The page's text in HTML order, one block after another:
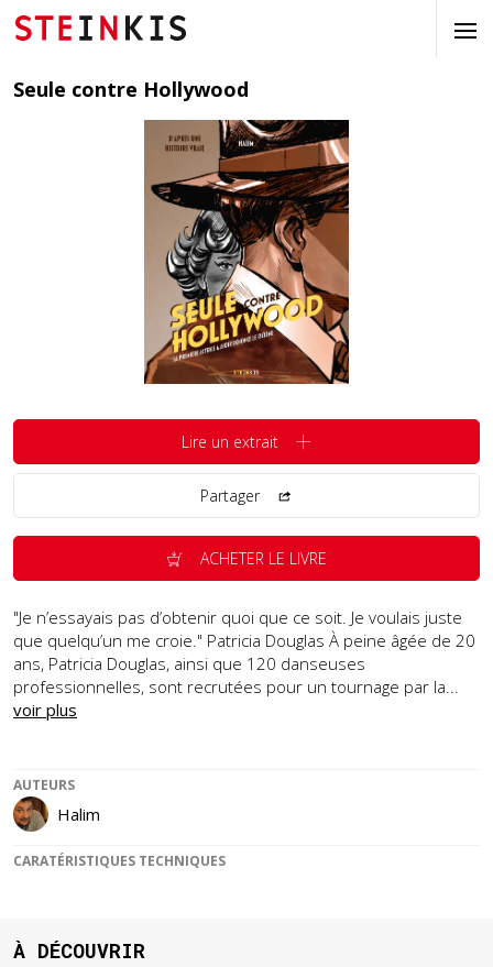
Seule contre Hollywood
Lire un extrait
Partager
ACHETER LE LIVRE
"Je n’essayais pas d’obtenir quoi que ce soit. Je voulais juste
que quelqu’un me croie." Patricia Douglas À peine âgée de 20
ans, Patricia Douglas, ainsi que 120 danseuses
professionnelles, sont recrutées pour un tournage par la...
voir plus
AUTEURS
Halim
CARATÉRISTIQUES TECHNIQUES
À DÉCOUVRIR